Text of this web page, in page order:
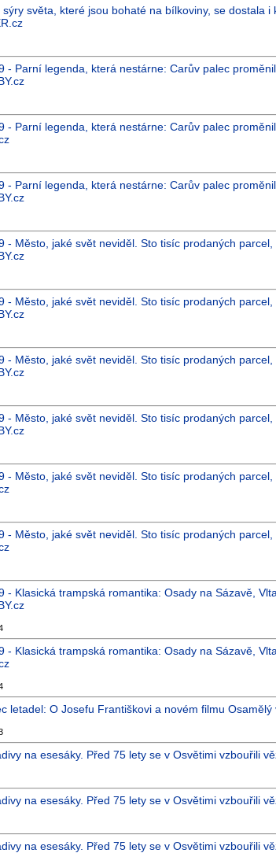
sýry světa, které jsou bohaté na bílkoviny, se dostala
- Parní legenda, která nestárne: Carův palec
- Parní legenda, která nestárne: Carův palec
- Parní legenda, která nestárne: Carův palec
- Město, jaké svět neviděl. Sto tisíc prodaných
- Město, jaké svět neviděl. Sto tisíc prodaných
- Město, jaké svět neviděl. Sto tisíc prodaných
- Město, jaké svět neviděl. Sto tisíc prodaných
- Město, jaké svět neviděl. Sto tisíc prodaných
- Město, jaké svět neviděl. Sto tisíc prodaných
- Klasická trampská romantika: Osady na Sázavě,
- Klasická trampská romantika: Osady na Sázavě,
letadel: O Josefu Františkovi a novém filmu Osamělý
na esesáky. Před 75 lety se v Osvětimi vzbouřili
na esesáky. Před 75 lety se v Osvětimi vzbouřili
na esesáky. Před 75 lety se v Osvětimi vzbouřili